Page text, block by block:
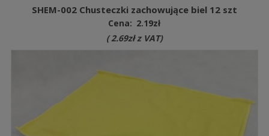
SHEM-002 Chusteczki zachowujące biel 12 szt
Cena: 2.19zł
( 2.69złz VAT)